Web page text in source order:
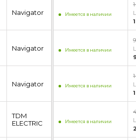
Navigator
Navigator
Navigator
TDM
ЕLECTRIC
Имеется в наличии
Имеется в наличии
Имеется в наличии
Имеется в наличии